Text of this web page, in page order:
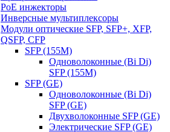
PoE инжекторы
Инверсные мультиплексоры
Модули оптические SFP, SFP+, XFP,
QSFP, CFP
SFP (155M)
Одноволоконные (Bi Di)
SFP (155M)
SFP (GE)
Одноволоконные (Bi Di)
SFP (GE)
Двухволоконные SFP (GE)
Электрические SFP (GE)